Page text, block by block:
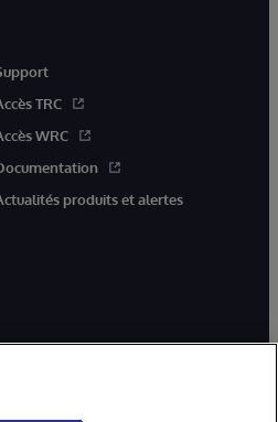
TRC
WRC
produits et alertes